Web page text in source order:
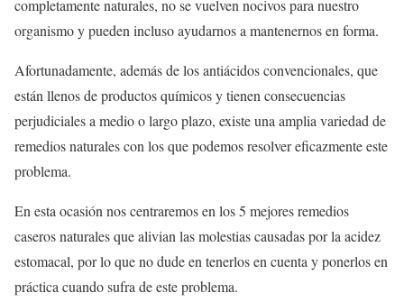
completamente naturales, no se vuelven nocivos para nuestro
organismo y pueden incluso ayudarnos a mantenernos en forma.
Afortunadamente, además de los antiácidos convencionales, que
están llenos de productos químicos y tienen consecuencias
perjudiciales a medio o largo plazo, existe una amplia variedad de
remedios naturales con los que podemos resolver eficazmente este
problema.
En esta ocasión nos centraremos en los 5 mejores remedios
caseros naturales que alivian las molestias causadas por la acidez
estomacal, por lo que no dude en tenerlos en cuenta y ponerlos en
práctica cuando sufra de este problema.